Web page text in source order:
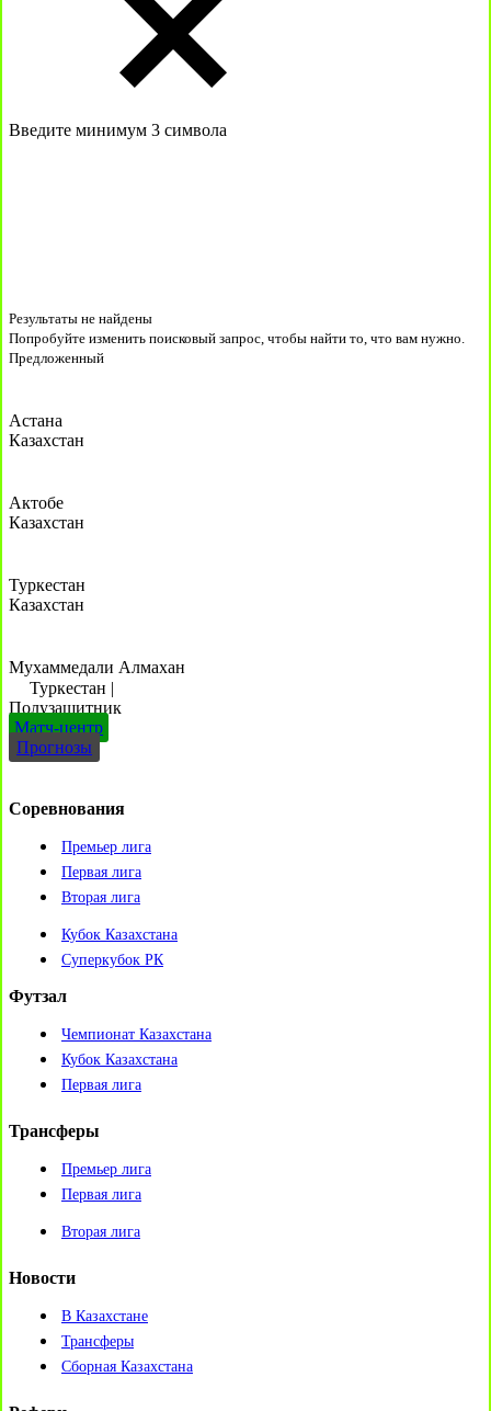
Введите минимум 3 символа
Результаты не найдены
Попробуйте изменить поисковый запрос, чтобы найти то, что вам нужно.
Предложенный
Астана
Казахстан
Актобе
Казахстан
Туркестан
Казахстан
Мухаммедали Алмахан
Туркестан |
Полузащитник
Матч-центр
Прогнозы
Соревнования
Премьер лига
Первая лига
Вторая лига
Кубок Казахстана
Суперкубок РК
Футзал
Чемпионат Казахстана
Кубок Казахстана
Первая лига
Трансферы
Премьер лига
Первая лига
Вторая лига
Новости
В Казахстане
Трансферы
Сборная Казахстана